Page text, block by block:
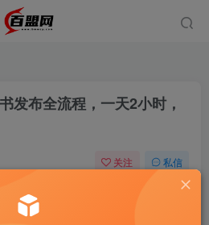
发布全流程，一天2小时，
关注 私信